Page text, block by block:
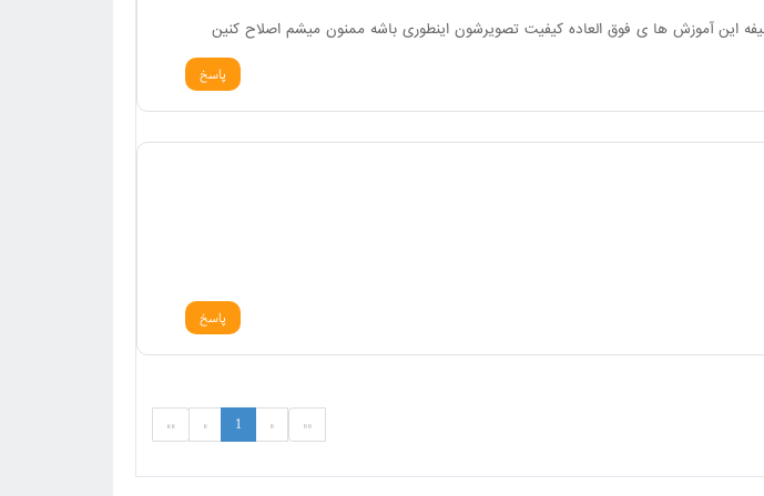
این آموزش ها ی فوق العاده کیفیت تصویرشون اینطوری باشه ممنون میشم اصلاح کنین
پاسخ
پاسخ
««
«
1
»
»»